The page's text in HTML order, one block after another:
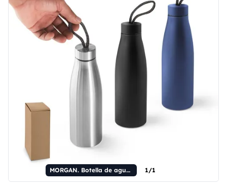
MORGAN. Botella de agua de acero inoxidable 90% reciclado (710 ml) 1/1